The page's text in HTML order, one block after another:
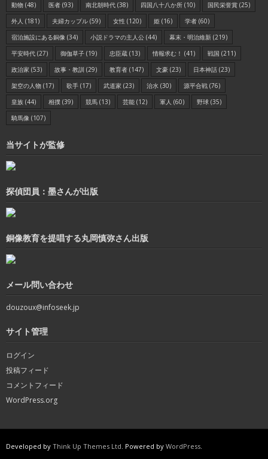
動物 (48) 医者 (93) 南北朝時代 (38) 四国八十八か所 (10) 国民栄誉賞 (25)
外人 (181) 夫婦カップル (59) 女性 (120) 姫 (16) 学者 (60)
宿泊施設にある銅像 (34) 小説ドラマの主人公 (44) 幕末・明治維新 (219)
平安時代 (27) 御伽草子 (19) 忠臣蔵 (13) 情報求む！ (41) 戦国 (211)
政治家 (53) 故事・教訓 (29) 教育者 (147) 文豪 (23) 日本神話 (23)
架空の人物 (17) 歌手 (17) 武道家 (23) 治水 (30) 源平合戦 (76)
皇族 (44) 相撲 (39) 競馬 (13) 芸能 (12) 軍人 (60) 野球 (35)
騎馬像 (107)
当サイトが監修
探偵団員：墨さんが出版
銅像教育を提唱する丸岡慎弥さん出版
メール問い合わせ
douzoux@infoseek.jp
サイト管理
ログイン
投稿フィード
コメントフィード
WordPress.org
Developed by Think Up Themes Ltd. Powered by WordPress.